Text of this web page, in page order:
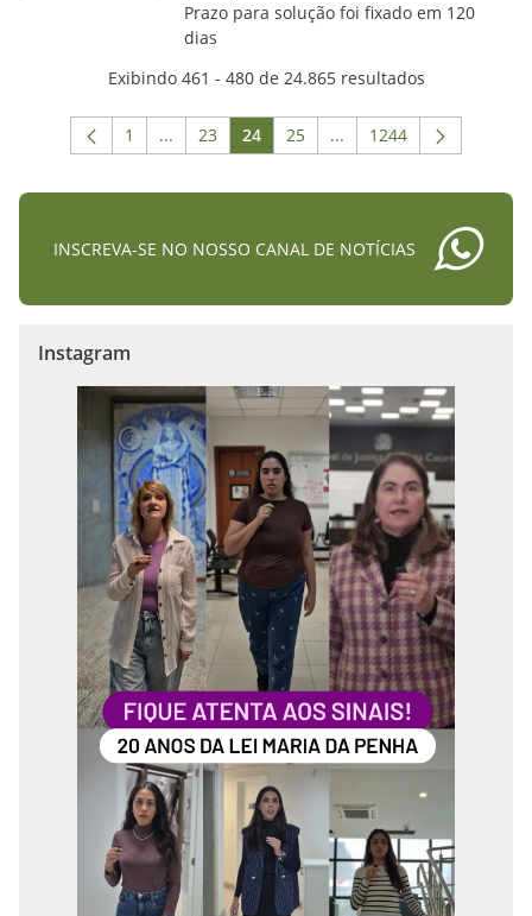
Prazo para solução foi fixado em 120
dias
Exibindo 461 - 480 de 24.865 resultados
Página
1 ...Páginas intermediárias Usar ABA para
Página
23 Página
24 Página
25 ...Páginas intermediárias
Página
1244
INSCREVA-SE NO NOSSO CANAL DE NOTÍCIAS
Instagram